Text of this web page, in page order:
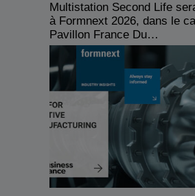
Multistation Second Life
à Formnext 2026, dans le
Pavillon France Du…